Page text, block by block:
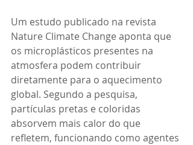
Um estudo publicado na revista
Nature Climate Change aponta que
os microplásticos presentes na
atmosfera podem contribuir
diretamente para o aquecimento
global. Segundo a pesquisa,
partículas pretas e coloridas
absorvem mais calor do que
refletem, funcionando como agentes